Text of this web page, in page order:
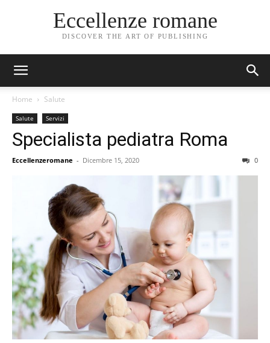
Eccellenze romane
DISCOVER THE ART OF PUBLISHING
Home Salute
Salute Servizi
Specialista pediatra Roma
Eccellenzeromane - Dicembre 15, 2020 0